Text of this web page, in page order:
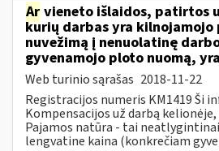
Ar vieneto išlaidos, patirtos
kurių darbas yra kilnojamojo
nuvežimą į nenuolatinę
gyvenamojo ploto nuomą,
Web turinio sąrašas 2018-11-22
Registracijos numeris KM1419 Ši
Kompensacijos už darbą
Pajamos natūra - tai
lengvatine kaina (konkrečiam